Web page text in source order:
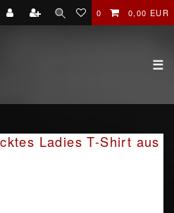
0 0,00 EUR
☰